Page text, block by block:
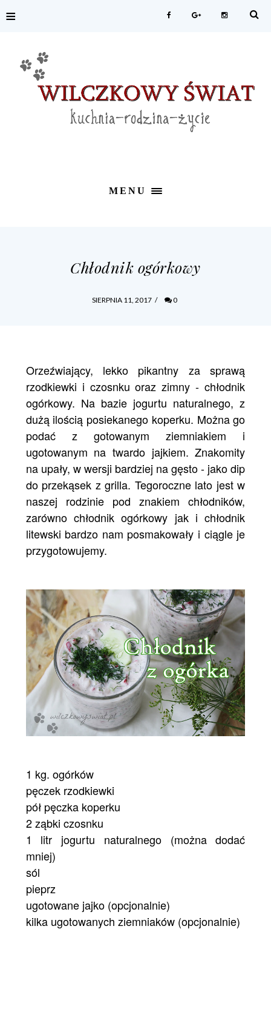
≡
MENU
Chłodnik ogórkowy
SIERPNIA 11, 2017 / 0
Orzeźwiający, lekko pikantny za sprawą
rzodkiewki i czosnku oraz zimny - chłodnik
ogórkowy. Na bazie jogurtu naturalnego, z
dużą ilością posiekanego koperku. Można go
podać z gotowanym ziemniakiem i
ugotowanym na twardo jajkiem. Znakomity
na upały, w wersji bardziej na gęsto - jako dip
do przekąsek z grilla. Tegoroczne lato jest w
naszej rodzinie pod znakiem chłodników,
zarówno chłodnik ogórkowy jak ichłodnik
litewski bardzo nam posmakowały i ciągle je
przygotowujemy.
1 kg. ogórków
pęczek rzodkiewki
pół pęczka koperku
2 ząbki czosnku
1 litr jogurtu naturalnego (można dodać
mniej)
sól
pieprz
ugotowane jajko (opcjonalnie)
kilka ugotowanych ziemniaków (opcjonalnie)